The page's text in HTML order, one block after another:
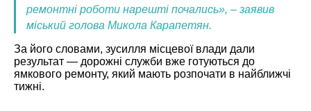
ремонтні роботи нарешті почались», – заявив
міський голова Микола Карапетян.
За його словами, зусилля місцевої влади дали
результат — дорожні служби вже готуються до
ямкового ремонту, який мають розпочати в найближчі
тижні.